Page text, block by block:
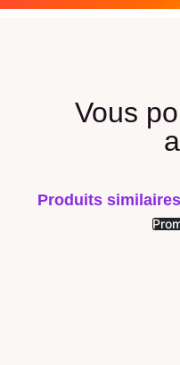
Vous
Produits similaires